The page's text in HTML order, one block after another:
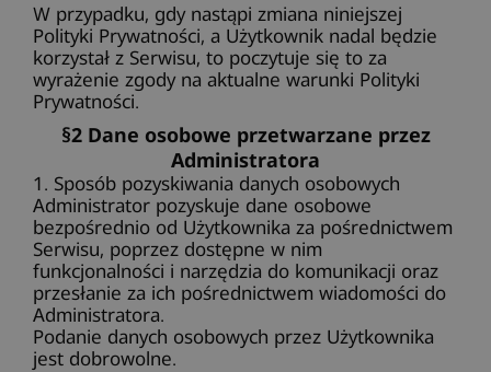
W przypadku, gdy nastąpi zmiana niniejszej
Polityki Prywatności, a Użytkownik nadal będzie
korzystał z Serwisu, to poczytuje się to za
wyrażenie zgody na aktualne warunki Polityki
Prywatności.
§2 Dane osobowe przetwarzane przez
Administratora
1. Sposób pozyskiwania danych osobowych
Administrator pozyskuje dane osobowe
bezpośrednio od Użytkownika za pośrednictwem
Serwisu, poprzez dostępne w nim
funkcjonalności i narzędzia do komunikacji oraz
przesłanie za ich pośrednictwem wiadomości do
Administratora.
Podanie danych osobowych przez Użytkownika
jest dobrowolne.